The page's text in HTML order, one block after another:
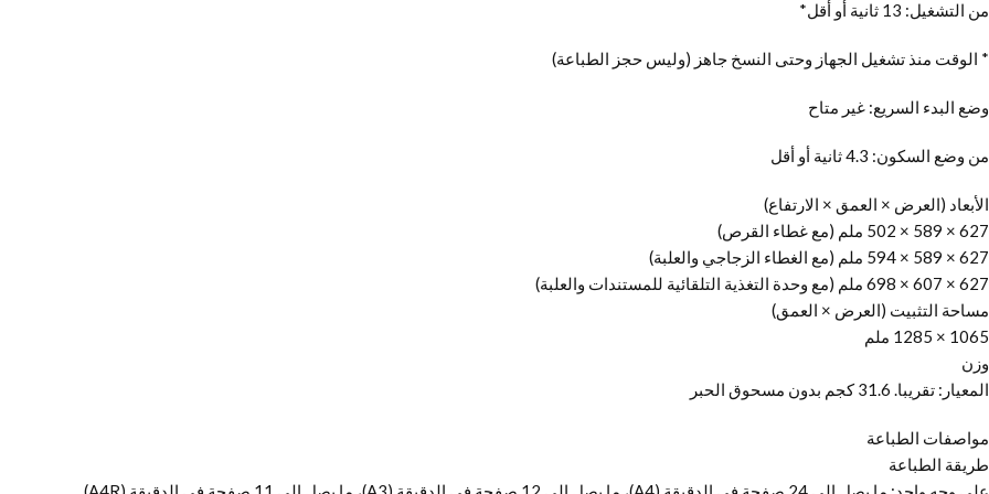
من التشغيل: 13 ثانية أو أقل*
* الوقت منذ تشغيل الجهاز وحتى النسخ جاهز (وليس حجز الطباعة)
وضع البدء السريع: غير متاح
من وضع السكون: 4.3 ثانية أو أقل
الأبعاد (العرض × العمق × الارتفاع)
627 × 589 × 502 ملم (مع غطاء القرص)
627 × 589 × 594 ملم (مع الغطاء الزجاجي والعلبة)
627 × 607 × 698 ملم (مع وحدة التغذية التلقائية للمستندات والعلبة)
مساحة التثبيت (العرض × العمق)
1065 × 1285 ملم
وزن
المعيار: تقريبا. 31.6 كجم بدون مسحوق الحبر
مواصفات الطباعة
طريقة الطباعة